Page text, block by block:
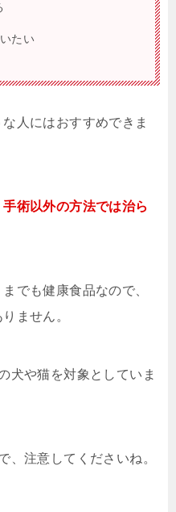
たい
人にはおすすめできま
術以外の方法では治ら
でも健康食品なので、
ません。
犬や猫を対象としていま
、注意してくださいね。